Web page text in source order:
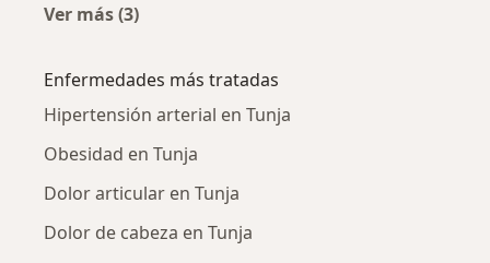
Ver más (3)
Enfermedades más tratadas
Hipertensión arterial en Tunja
Obesidad en Tunja
Dolor articular en Tunja
Dolor de cabeza en Tunja